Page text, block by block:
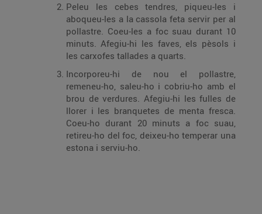
Peleu les cebes tendres, piqueu-les i
aboqueu-les a la cassola feta servir per al
pollastre. Coeu-les a foc suau durant 10
minuts. Afegiu-hi les faves, els pèsols i
les carxofes tallades a quarts.
Incorporeu-hi de nou el pollastre,
remeneu-ho, saleu-ho i cobriu-ho amb el
brou de verdures. Afegiu-hi les fulles de
llorer i les branquetes de menta fresca.
Coeu-ho durant 20 minuts a foc suau,
retireu-ho del foc, deixeu-ho temperar una
estona i serviu-ho.